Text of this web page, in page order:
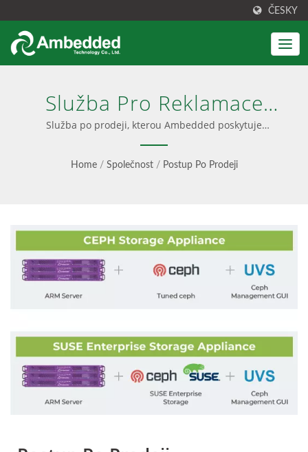
ČESKY
Služba Pro Reklamace
Hardware A Podpora
Softwaru | Zjednodušená
Služba po prodeji, kterou Ambedded poskytuje
zákazníkům nebo regionálním partnerům. | Zařízení pro
úložiště Ceph pro podniky
Home / Společnost / Postup Po Prodeji